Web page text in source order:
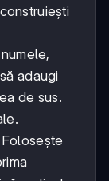
adaugi
de sus.